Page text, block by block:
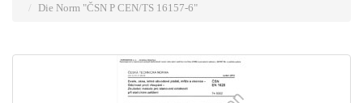
Die Norm "ČSN P CEN/TS 16157-6"